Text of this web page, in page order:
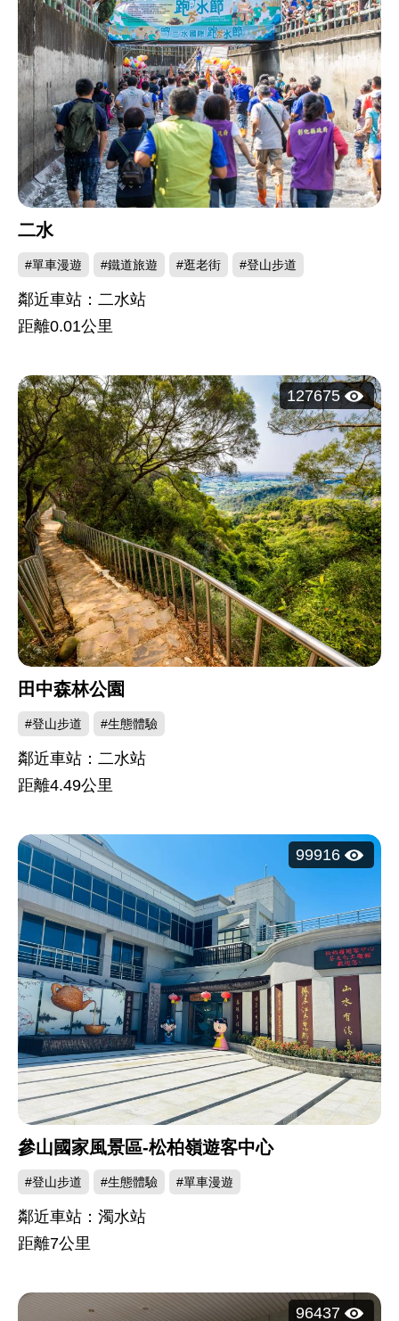
二水
#單車漫遊 #鐵道旅遊 #逛老街 #登山步道
鄰近車站：二水站
距離0.01公里
次：
田中森林公園
#登山步道 #生態體驗
鄰近車站：二水站
距離4.49公里
瀏
覽
次：
127675
參山國家風景區-松柏嶺遊客中心
#登山步道 #生態體驗 #單車漫遊
鄰近車站：濁水站
距離7公里
瀏
次：
99916
瀏
96437